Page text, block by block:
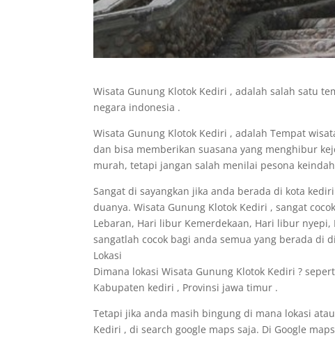
Wisata Gunung Klotok Kediri , adalah salah satu
negara indonesia .
Wisata Gunung Klotok Kediri , adalah Tempat
dan bisa memberikan suasana yang menghibur
murah, tetapi jangan salah menilai pesona
Sangat di sayangkan jika anda berada di kota
duanya. Wisata Gunung Klotok Kediri , sangat
Lebaran, Hari libur Kemerdekaan, Hari libur
sangatlah cocok bagi anda semua yang berada
Lokasi
Dimana lokasi Wisata Gunung Klotok Kediri ?
Kabupaten kediri , Provinsi jawa timur .
Tetapi jika anda masih bingung di mana lokasi
Kediri , di search google maps saja. Di Google